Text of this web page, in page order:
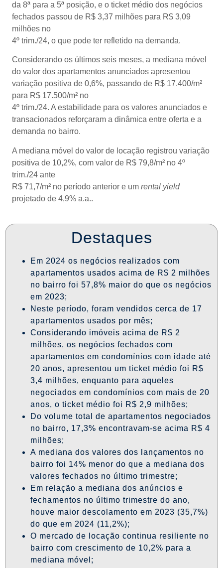
da 8ª para a 5ª posição, e o ticket médio dos negócios
fechados passou de R$ 3,37 milhões para R$ 3,09
milhões no
4º trim./24, o que pode ter refletido na demanda.
Considerando os últimos seis meses, a mediana móvel
do valor dos apartamentos anunciados apresentou
variação positiva de 0,6%, passando de R$ 17.400/m²
para R$ 17.500/m² no
4º trim./24. A estabilidade para os valores anunciados e
transacionados reforçaram a dinâmica entre oferta e a
demanda no bairro.
A mediana móvel do valor de locação registrou variação
positiva de 10,2%, com valor de R$ 79,8/m² no 4º
trim./24 ante
R$ 71,7/m² no período anterior e um rental yield
projetado de 4,9% a.a..
Destaques
Em 2024 os negócios realizados com
apartamentos usados acima de R$ 2 milhões
no bairro foi 57,8% maior do que os negócios
em 2023;
Neste período, foram vendidos cerca de 17
apartamentos usados por mês;
Considerando imóveis acima de R$ 2
milhões, os negócios fechados com
apartamentos em condomínios com idade até
20 anos, apresentou um ticket médio foi R$
3,4 milhões, enquanto para aqueles
negociados em condomínios com mais de 20
anos, o ticket médio foi R$ 2,9 milhões;
Do volume total de apartamentos negociados
no bairro, 17,3% encontravam-se acima R$ 4
milhões;
A mediana dos valores dos lançamentos no
bairro foi 14% menor do que a mediana dos
valores fechados no último trimestre;
Em relação a mediana dos anúncios e
fechamentos no último trimestre do ano,
houve maior descolamento em 2023 (35,7%)
do que em 2024 (11,2%);
O mercado de locação continua resiliente no
bairro com crescimento de 10,2% para a
mediana móvel;